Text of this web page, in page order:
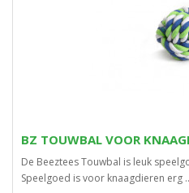
BZ TOUWBAL VOOR
De Beeztees Touwbal is leuk
Speelgoed is voor knaagdieren erg ..